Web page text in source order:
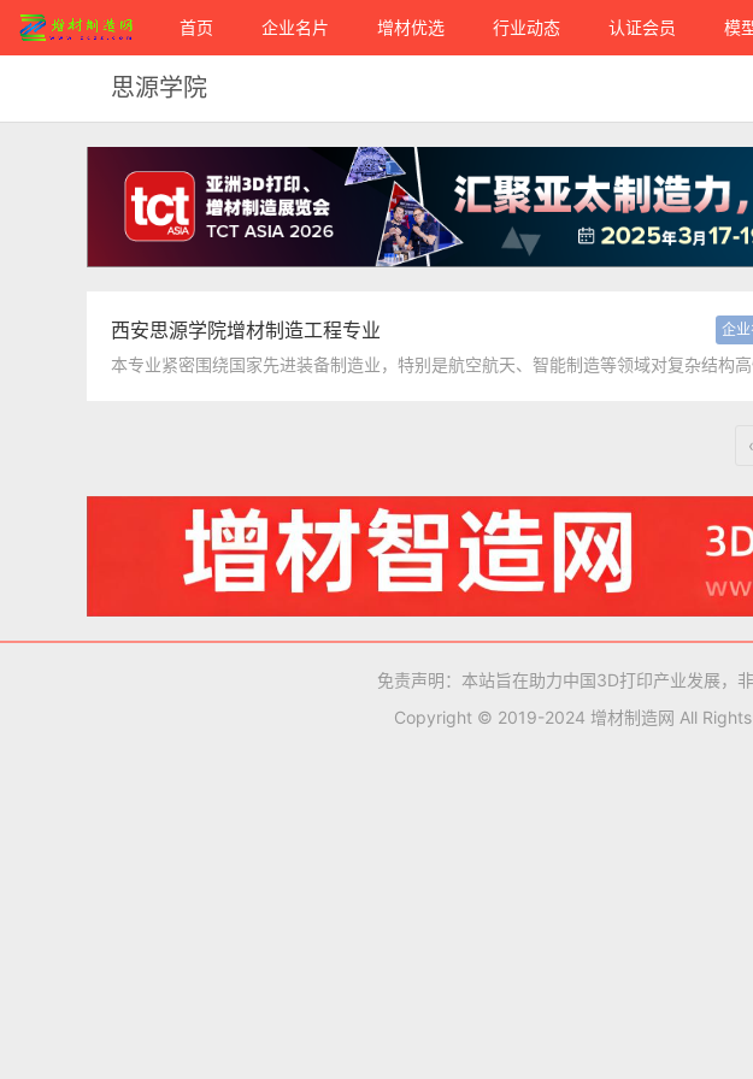
首页 企业名片 增材优选 行业动态 认证会员 模
思源学院
企
西安思源学院增材制造工程专业
免责声明：本站旨在助力中国3D打印产业发展，
Copyright © 2019-2024 增材制造网 All